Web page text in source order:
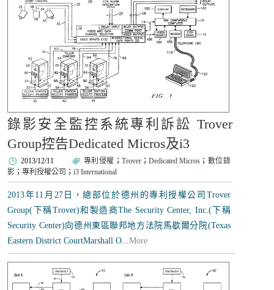
錄影安全監控系統專利訴訟 Trover
Group控告Dedicated Micros及i3
2013/12/11 專利侵權 ； Trover； Dedicated Micros ； 數位錄
影 ；專利授權公司 ；i3 International
2013年11月27日，總部位於德州的專利授權公司Trover
Group(下稱Trover)和製造商The Security Center, Inc.(下稱
Security Center)向德州東區聯邦地方法院馬歇爾分院(Texas
Eastern District CourtMarshall O...More